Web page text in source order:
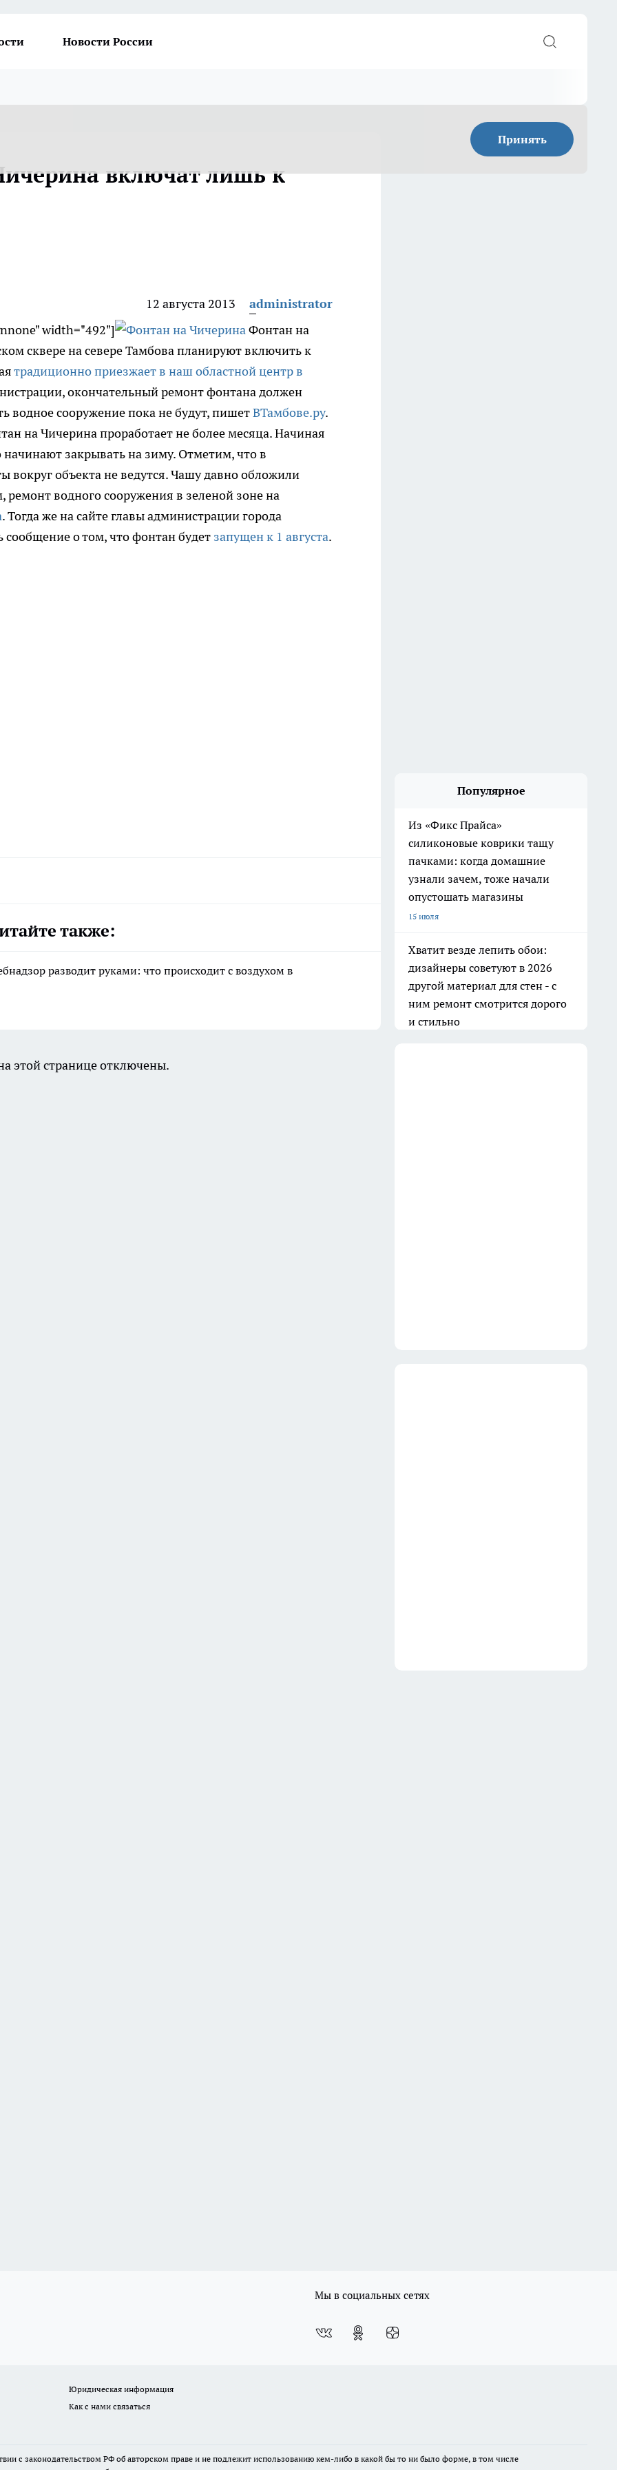
Новости России
Принять
включат лишь к
12 августа 2013
administrator
width="492"]
Фонтан на
сквере на севере Тамбова планируют включить к
традиционно приезжает в наш областной центр в
окончательный ремонт фонтана должен
водное сооружение пока не будут, пишетВТамбове.ру.
на Чичерина проработает не более месяца. Начиная
закрывать на зиму. Отметим, что в
вокруг объекта не ведутся. Чашу давно обложили
водного сооружения в зеленой зоне на
. Тогда же на сайте главы администрации города
о том, что фонтан будет запущен к 1 августа.
также:
разводит руками: что происходит с воздухом в
Популярное
Из «Фикс Прайса»
силиконовые коврики тащу
пачками: когда домашние
узнали зачем, тоже начали
опустошать магазины
15 июля
Баня всегда как новая: очищаю
вагонку в парилке одним
дедовским способом —
работает на 10 из 10
31 июля
этой странице отключены.
Мы в социальных сетях
Юридическая информация
Как с нами связаться
с законодательством РФ об авторском праве и не подлежит использованию кем-либо в какой бы то ни было форме, в том числе